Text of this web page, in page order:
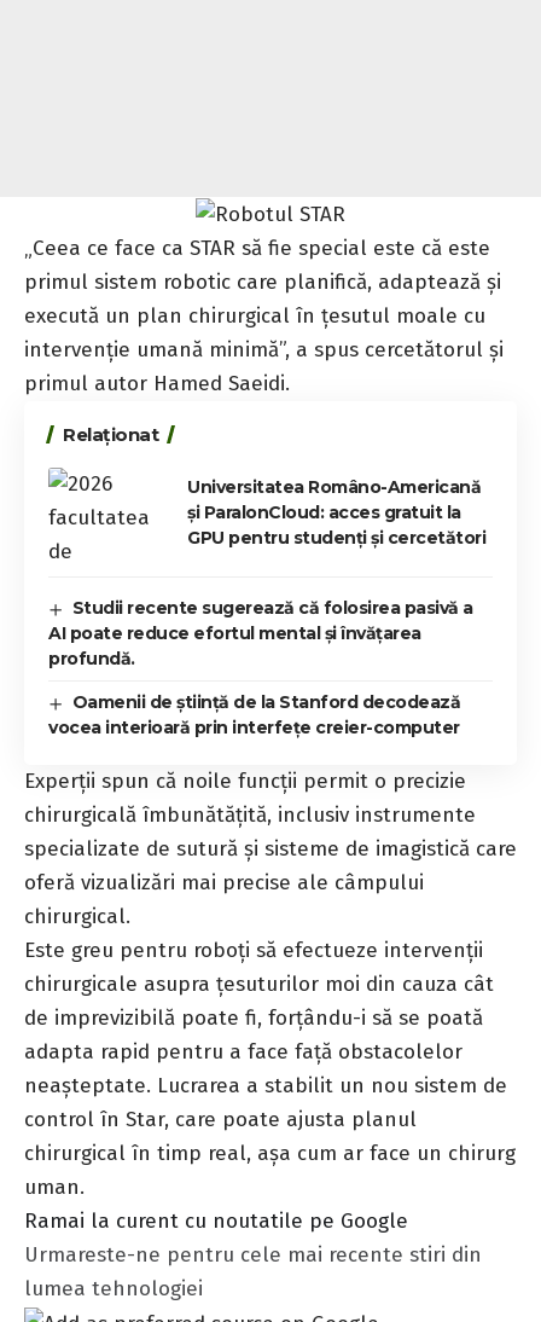
„Ceea ce face ca STAR să fie special este că este
primul sistem robotic care planifică, adaptează și
execută un plan chirurgical în țesutul moale cu
intervenție umană minimă”, a spus cercetătorul și
primul autor Hamed Saeidi.
Relaționat
Universitatea Româno-Americană
și ParalonCloud: acces gratuit la
GPU pentru studenți și cercetători
Studii recente sugerează că folosirea pasivă a
AI poate reduce efortul mental și învățarea
profundă.
Oamenii de știință de la Stanford decodează
vocea interioară prin interfețe creier-computer
Experții spun că noile funcții permit o precizie
chirurgicală îmbunătățită, inclusiv instrumente
specializate de sutură și sisteme de imagistică care
oferă vizualizări mai precise ale câmpului
chirurgical.
Este greu pentru roboți să efectueze intervenții
chirurgicale asupra țesuturilor moi din cauza cât
de imprevizibilă poate fi, forțându-i să se poată
adapta rapid pentru a face față obstacolelor
neașteptate. Lucrarea a stabilit un nou sistem de
control în Star, care poate ajusta planul
chirurgical în timp real, așa cum ar face un chirurg
uman.
Ramai la curent cu noutatile pe Google
Urmareste-ne pentru cele mai recente stiri din
lumea tehnologiei